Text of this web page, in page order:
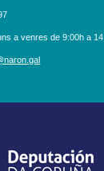
a venres de 9:00h a